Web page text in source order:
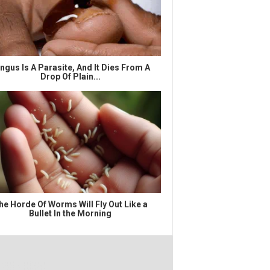
Is A Parasite, And It Dies From A
Drop Of Plain...
Horde Of Worms Will Fly Out Like a
Bullet In the Morning